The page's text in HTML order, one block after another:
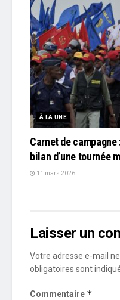
À LA UNE
Carnet de campagne
bilan d’une tournée
11 mars 2026
Laisser un
Votre adresse e-mail
obligatoires sont
Commentaire *